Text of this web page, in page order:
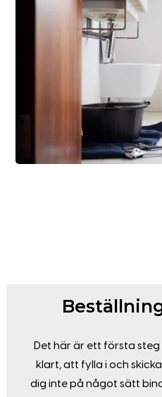
Det här är ett första
klart, att fylla i och
dig inte på något sätt